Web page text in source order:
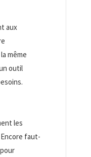
aux
même
outil
les
faut-